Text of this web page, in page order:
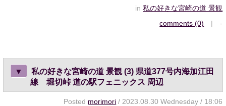
in私の好きな宮崎の道 景観
comments (0) | -
▼
私の好きな宮崎の道 景観 (3) 県道377号内海加江田
線 堀切峠 道の駅フェニックス 周辺
Posted morimori / 2023.08.30 Wednesday / 18:06